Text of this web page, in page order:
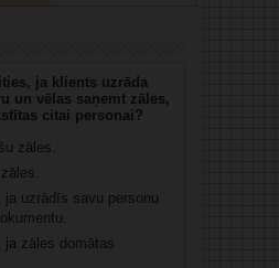
ja klients uzrāda
un vēlas saņemt zāles,
citai personai?
zāles.
ja uzrādīs savu personu
ja zāles domātas